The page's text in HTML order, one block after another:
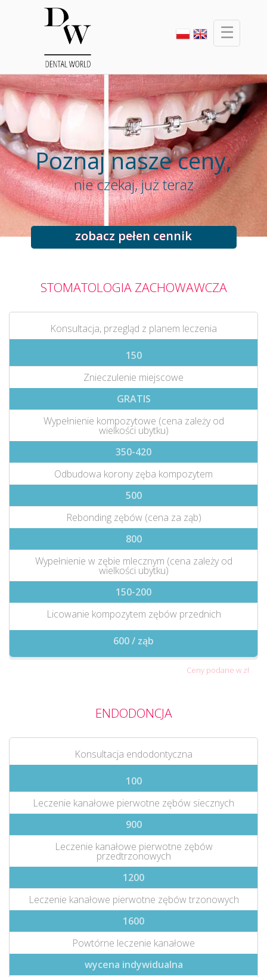
☰
Poznaj nasze ceny,
nie czekaj, już teraz
zobacz pełen cennik
STOMATOLOGIA ZACHOWAWCZA
Konsultacja, przegląd z planem leczenia
150
Znieczulenie miejscowe
GRATIS
Wypełnienie kompozytowe (cena zależy od
wielkości ubytku)
350-420
Odbudowa korony zęba kompozytem
500
Rebonding zębów (cena za ząb)
800
Wypełnienie w zębie mlecznym (cena zależy od
wielkości ubytku)
150-200
Licowanie kompozytem zębów przednich
600 / ząb
Ceny podane w zł
ENDODONCJA
Konsultacja endodontyczna
100
Leczenie kanałowe pierwotne zębów siecznych
900
Leczenie kanałowe pierwotne zębów
przedtrzonowych
1200
Leczenie kanałowe pierwotne zębów trzonowych
1600
Powtórne leczenie kanałowe
wycena indywidualna